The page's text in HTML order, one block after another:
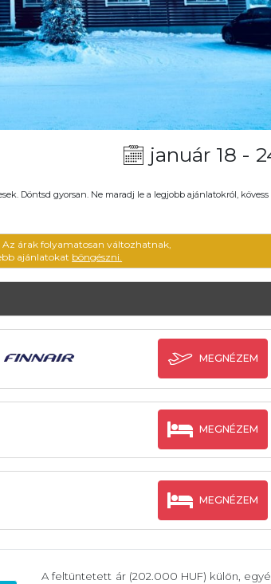
január 18 -
Döntsd gyorsan. Ne maradj le a legjobb ajánlatokról, kövess
árak folyamatosan változhatnak,
ajánlatokat böngészni.
MEGNÉZEM
MEGNÉZEM
MEGNÉZEM
A feltüntetett ár (202.000 HUF) külön,